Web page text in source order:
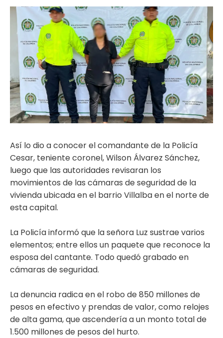
ma
Así lo dio a conocer el comandante de la Policía
Cesar, teniente coronel, Wilson Álvarez Sánchez,
luego que las autoridades revisaran los
movimientos de las cámaras de seguridad de la
vivienda ubicada en el barrio Villalba en el norte de
esta capital.
La Policía informó que la señora Luz sustrae varios
elementos; entre ellos un paquete que reconoce la
esposa del cantante. Todo quedó grabado en
cámaras de seguridad.
La denuncia radica en el robo de 850 millones de
pesos en efectivo y prendas de valor, como relojes
de alta gama, que ascendería a un monto total de
1.500 millones de pesos del hurto.